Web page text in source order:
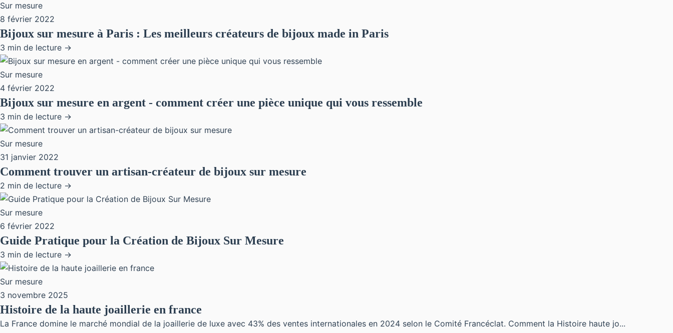
Sur mesure
8 février 2022
Bijoux sur mesure à Paris : Les meilleurs créateurs de bijoux made in Paris
3 min de lecture →
Sur mesure
4 février 2022
Bijoux sur mesure en argent - comment créer une pièce unique qui vous ressemble
3 min de lecture →
Sur mesure
31 janvier 2022
Comment trouver un artisan-créateur de bijoux sur mesure
2 min de lecture →
Sur mesure
6 février 2022
Guide Pratique pour la Création de Bijoux Sur Mesure
3 min de lecture →
Sur mesure
3 novembre 2025
Histoire de la haute joaillerie en france
La France domine le marché mondial de la joaillerie de luxe avec 43% des ventes internationales en 2024 selon le Comité Francéclat. Comment la Histoire haute jo...